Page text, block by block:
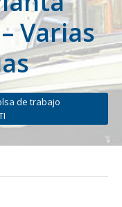
Varias
de trabajo